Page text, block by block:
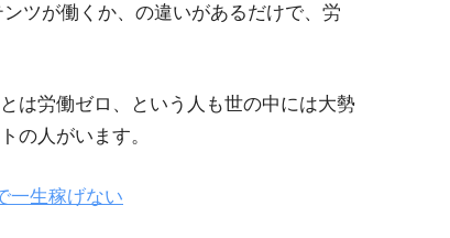
ツが働くか、の違いがあるだけで、労
は労働ゼロ、という人も世の中には大勢
の人がいます。
一生稼げない